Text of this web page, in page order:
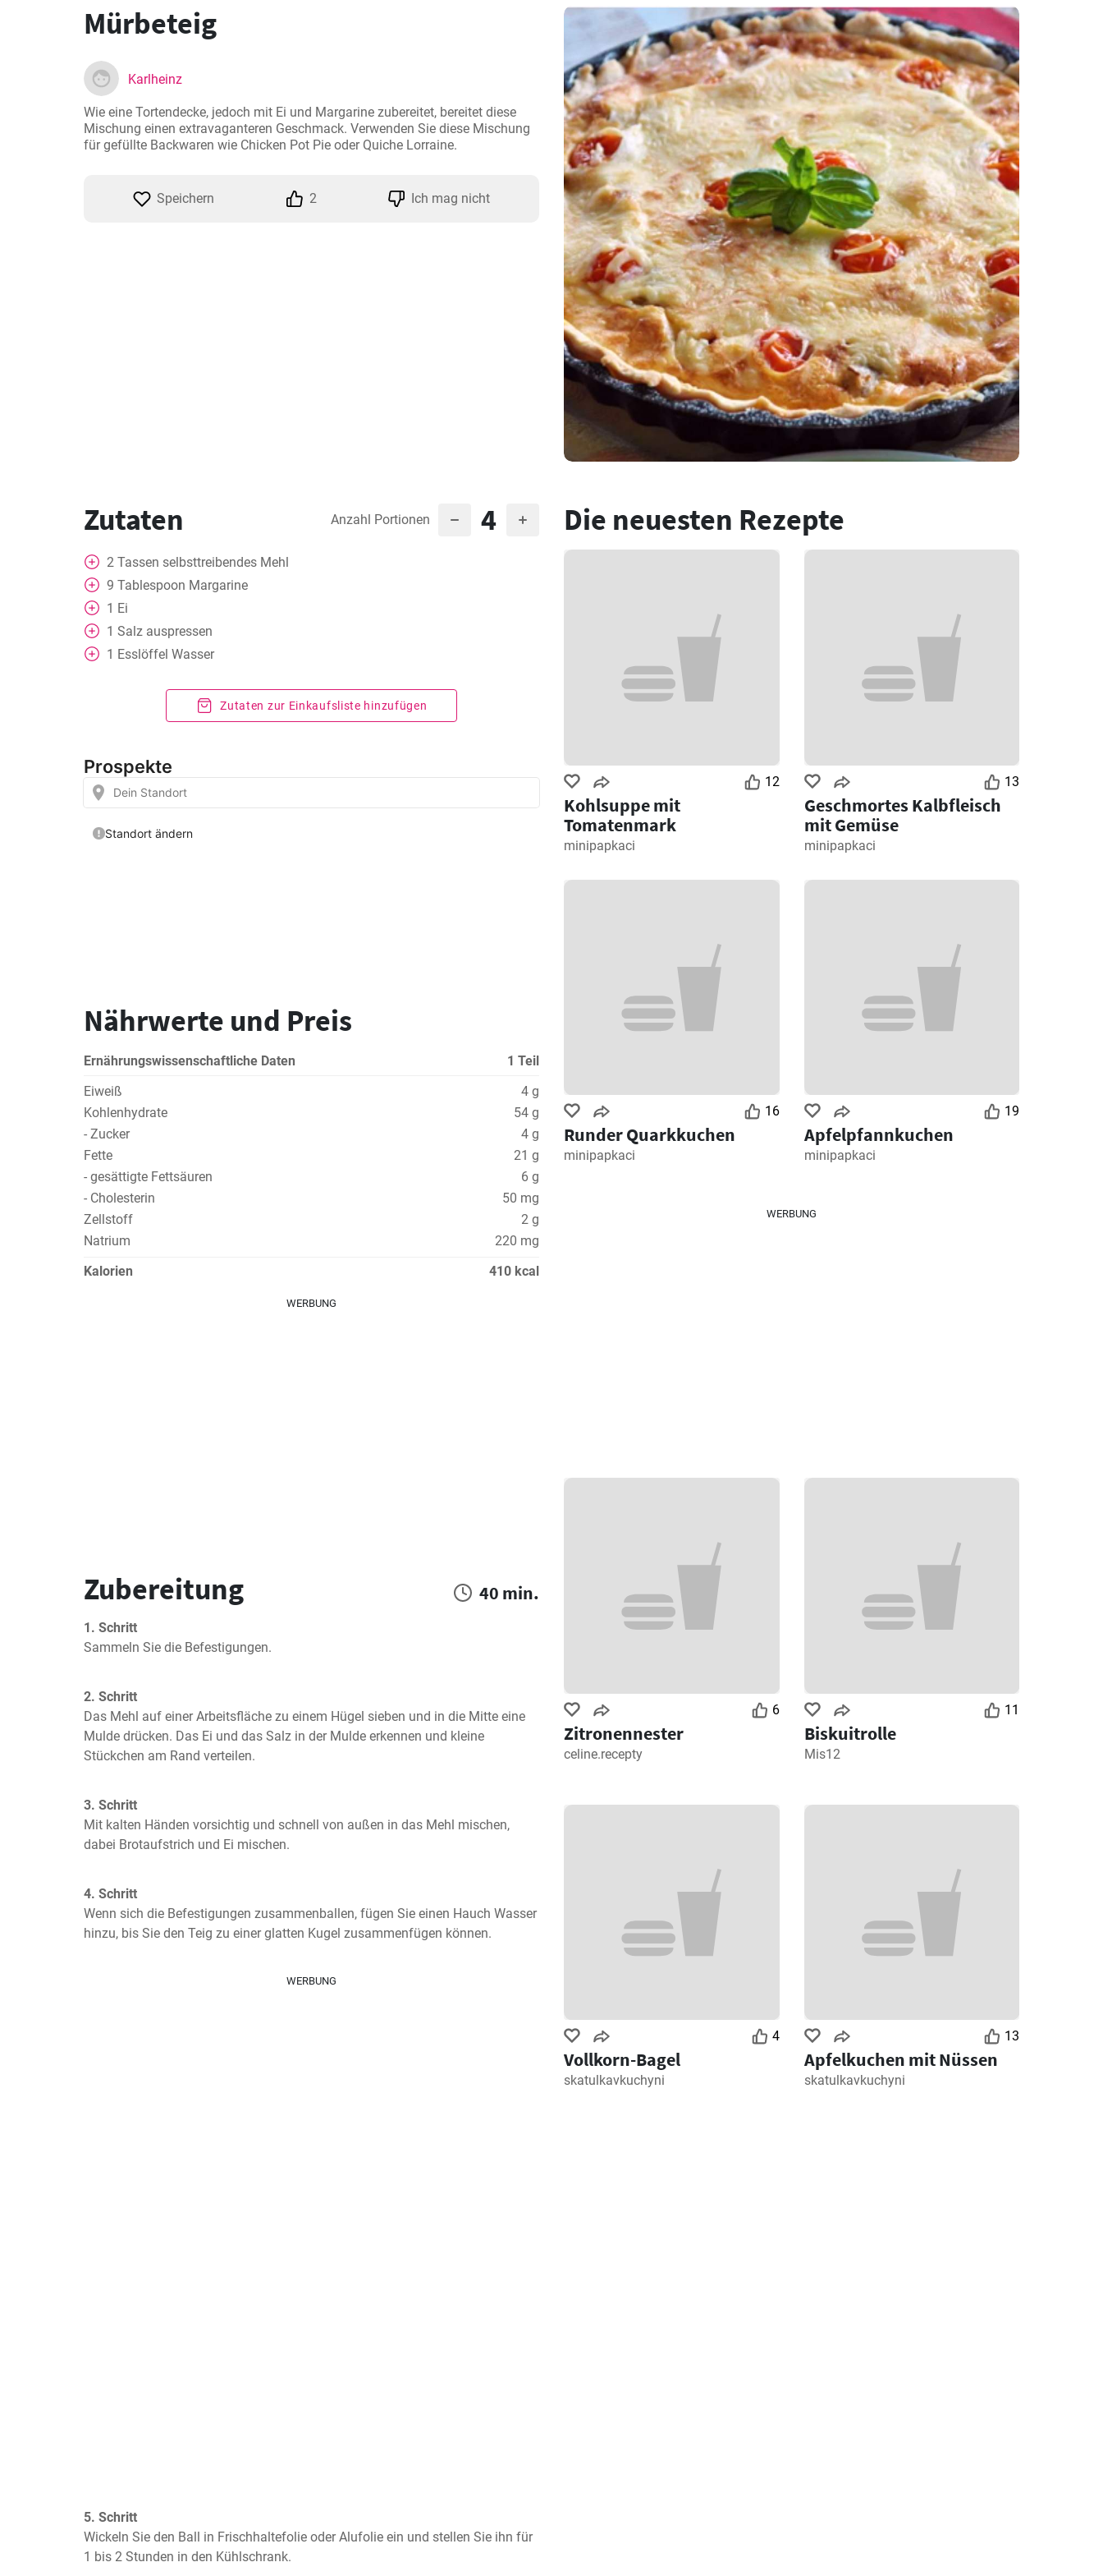
Mürbeteig
Karlheinz
Wie eine Tortendecke, jedoch mit Ei und Margarine zubereitet, bereitet diese
Mischung einen extravaganteren Geschmack. Verwenden Sie diese Mischung
für gefüllte Backwaren wie Chicken Pot Pie oder Quiche Lorraine.
Speichern 2 Ich mag nicht
Zutaten Anzahl Portionen 4
2 Tassen selbsttreibendes Mehl
9 Tablespoon Margarine
1 Ei
1 Salz auspressen
1 Esslöffel Wasser
Zutaten zur Einkaufsliste hinzufügen
Nährwerte und Preis
Ernährungswissenschaftliche Daten
1 Teil
Eiweiß
4 g
Kohlenhydrate
54 g
- Zucker
4 g
Fette
21 g
- gesättigte Fettsäuren
6 g
- Cholesterin
50 mg
Zellstoff
2 g
Natrium
220 mg
Kalorien
410 kcal
WERBUNG
Zubereitung 40 min.
1. Schritt
Sammeln Sie die Befestigungen.
2. Schritt
Das Mehl auf einer Arbeitsfläche zu einem Hügel sieben und in die Mitte eine
Mulde drücken. Das Ei und das Salz in der Mulde erkennen und kleine
Stückchen am Rand verteilen.
3. Schritt
Mit kalten Händen vorsichtig und schnell von außen in das Mehl mischen,
dabei Brotaufstrich und Ei mischen.
4. Schritt
Wenn sich die Befestigungen zusammenballen, fügen Sie einen Hauch Wasser
hinzu, bis Sie den Teig zu einer glatten Kugel zusammenfügen können.
WERBUNG
5. Schritt
Wickeln Sie den Ball in Frischhaltefolie oder Alufolie ein und stellen Sie ihn für
1 bis 2 Stunden in den Kühlschrank.
Die neuesten Rezepte
12
Kohlsuppe mit
Tomatenmark
minipapkaci
13
Geschmortes Kalbfleisch
mit Gemüse
minipapkaci
16
Runder Quarkkuchen
minipapkaci
19
Apfelpfannkuchen
minipapkaci
WERBUNG
6
Zitronennester
celine.recepty
11
Biskuitrolle
Mis12
4
Vollkorn-Bagel
skatulkavkuchyni
13
Apfelkuchen mit Nüssen
skatulkavkuchyni